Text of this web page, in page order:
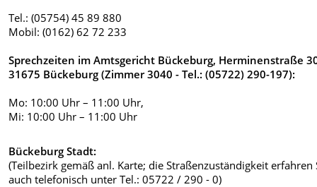
Tel.: (05754) 45 89 880
Mobil: (0162) 62 72 233
Sprechzeiten im Amtsgericht Bückeburg, Herminenstraße
31675 Bückeburg (Zimmer 3040 - Tel.: (05722) 290-197):
Mo: 10:00 Uhr – 11:00 Uhr,
Mi: 10:00 Uhr – 11:00 Uhr
Bückeburg Stadt:
(Teilbezirk gemäß anl. Karte; die Straßenzuständigkeit erfahren
auch telefonisch unter Tel.: 05722 / 290 - 0)